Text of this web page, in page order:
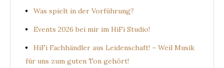
Was spielt in der Vorführung?
Events 2026 bei mir im HiFi Studio!
HiFi Fachhändler aus Leidenschaft! – Weil Musik
für uns zum guten Ton gehört!